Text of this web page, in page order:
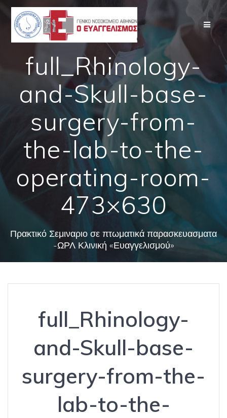
Skip
content
full_Rhinology-
and-Skull-base-
surgery-from-
the-lab-to-the-
operating-room-
473×630
Πρακτικό Σεμιναριο σε πτωματικά παρασκευασματα
-ΩΡΛ Κλινική «Ευαγγελισμού»
full_Rhinology-
and-Skull-base-
surgery-from-the-
lab-to-the-